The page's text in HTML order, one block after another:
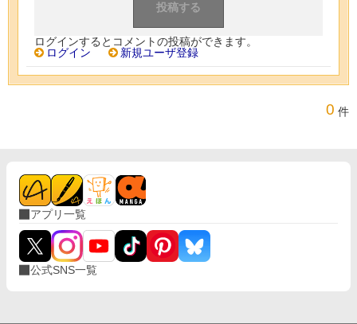
ログインするとコメントの投稿ができます。
ログイン
新規ユーザ登録
0 件
アプリ一覧
公式SNS一覧